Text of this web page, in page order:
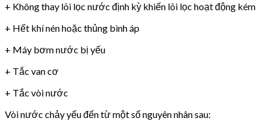
+ Không thay lõi lọc nước định kỳ khiến lõi lọc hoạt động
+ Hết khí nén hoặc thủng bình áp
+ Máy bơm nước bị yếu
+ Tắc van cơ
+ Tắc vòi nước
Vòi nước chảy yếu đến từ một số nguyên nhân sau: